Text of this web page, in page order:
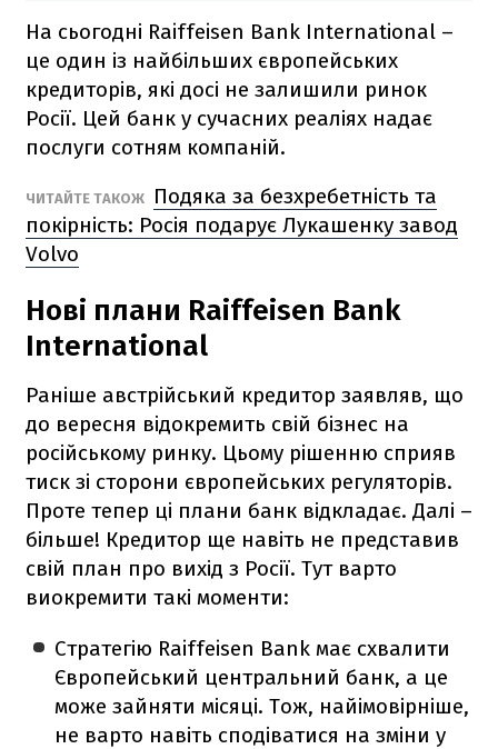
На сьогодні Raiffeisen Bank International –
це один із найбільших європейських
кредиторів, які досі не залишили ринок
Росії. Цей банк у сучасних реаліях надає
послуги сотням компаній.
ЧИТАЙТЕ ТАКОЖ
Подяка за безхребетність та
покірність: Росія подарує Лукашенку завод
Volvo
Нові плани Raiffeisen Bank
International
Раніше австрійський кредитор заявляв, що
до вересня відокремить свій бізнес на
російському ринку. Цьому рішенню сприяв
тиск зі сторони європейських регуляторів.
Проте тепер ці плани банк відкладає. Далі –
більше! Кредитор ще навіть не представив
свій план про вихід з Росії. Тут варто
виокремити такі моменти:
Стратегію Raiffeisen Bank має схвалити
Європейський центральний банк, а це
може зайняти місяці. Тож, найімовірніше,
не варто навіть сподіватися на зміни у